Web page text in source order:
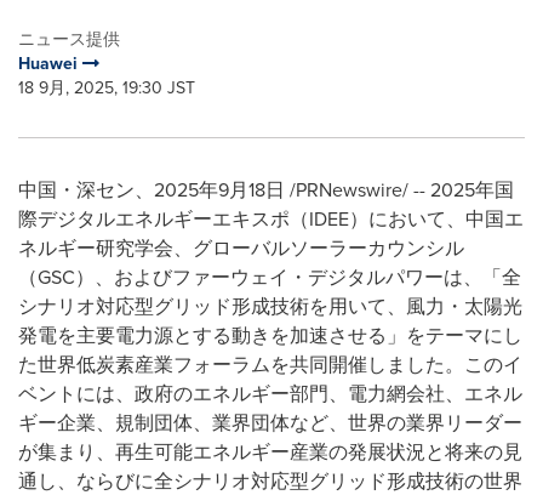
ニュース提供
Huawei
18 9月, 2025, 19:30 JST
中国・深セン、2025年9月18日 /PRNewswire/ -- 2025年国
際デジタルエネルギーエキスポ（IDEE）において、中国エ
ネルギー研究学会、グローバルソーラーカウンシル
（GSC）、およびファーウェイ・デジタルパワーは、「全
シナリオ対応型グリッド形成技術を用いて、風力・太陽光
発電を主要電力源とする動きを加速させる」をテーマにし
た世界低炭素産業フォーラムを共同開催しました。このイ
ベントには、政府のエネルギー部門、電力網会社、エネル
ギー企業、規制団体、業界団体など、世界の業界リーダー
が集まり、再生可能エネルギー産業の発展状況と将来の見
通し、ならびに全シナリオ対応型グリッド形成技術の世界